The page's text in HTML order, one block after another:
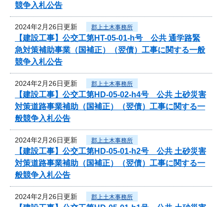
競争入札公告
2024年2月26日更新 郡上土木事務所
【建設工事】公交工第HT-05-01-h号 公共 通学路緊
急対策補助事業（国補正）（翌債）工事に関する一般
競争入札公告
2024年2月26日更新 郡上土木事務所
【建設工事】公交工第HD-05-02-h4号 公共 土砂災害
対策道路事業補助（国補正）（翌債）工事に関する一
般競争入札公告
2024年2月26日更新 郡上土木事務所
【建設工事】公交工第HD-05-01-h2号 公共 土砂災害
対策道路事業補助（国補正）（翌債）工事に関する一
般競争入札公告
2024年2月26日更新 郡上土木事務所